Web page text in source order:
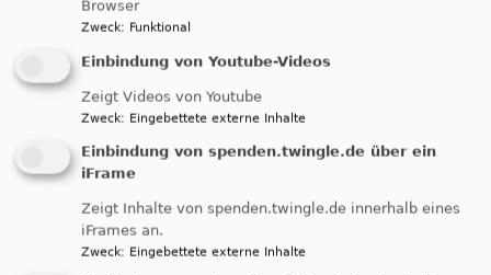
Breadcrumb
Friedhofsatzungen und -Gebühren
Friedhofsatzung - -
gebühren
Browser
Zweck: Funktional
Einbindung von Youtube-Videos
Zeigt Videos von Youtube
Zweck: Eingebettete externe Inhalte
Einbindung von spenden.twingle.de über ein
iFrame
Zeigt Inhalte von spenden.twingle.de innerhalb eines
iFrames an.
Zweck: Eingebettete externe Inhalte